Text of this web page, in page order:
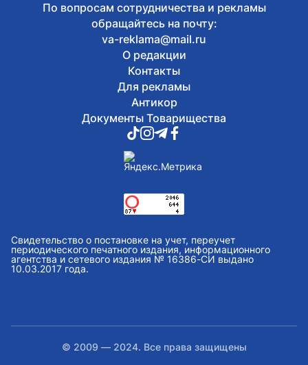
По вопросам сотрудничества и рекламы
обращайтесь на почту:
va-reklama@mail.ru
О редакции
Контакты
Для рекламы
Антикор
Документы Товарищества
Свидетельство о постановке на учет, переучет
периодического печатного издания, информационного
агентства и сетевого издания № 16386-СИ выдано
10.03.2017 года.
© 2009 — 2024. Все права защищены